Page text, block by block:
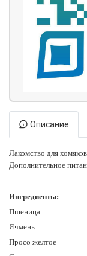
Описание
Лакомство для
Дополнительное
Ингредиенты:
Пшеница
Ячмень
Просо желтое